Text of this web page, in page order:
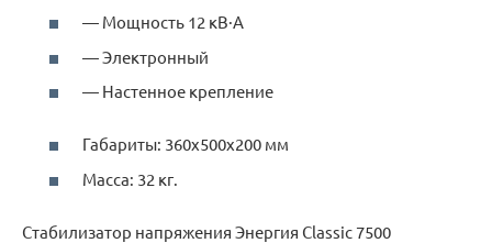
— Мощность 12 кВ·А
— Электронный
— Настенное крепление
Габариты: 360х500х200 мм
Масса: 32 кг.
Стабилизатор напряжения Энергия Classic 7500